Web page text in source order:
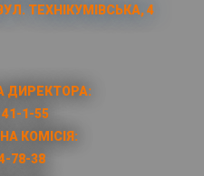
ТЕХНІКУМІВСЬКА, 4
ДИРЕКТОРА:
41-1-55
КОМІСІЯ:
78-38